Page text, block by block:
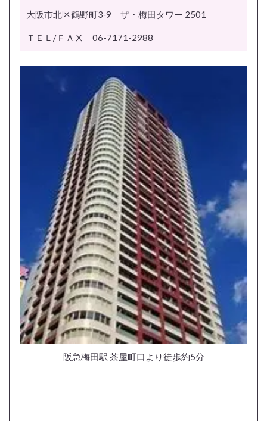
大阪市北区鶴野町3‐9 ザ・梅田タワー 2501
ＴＥＬ/ＦＡⅩ 06-7171-2988
阪急梅田駅 茶屋町口より徒歩約5分